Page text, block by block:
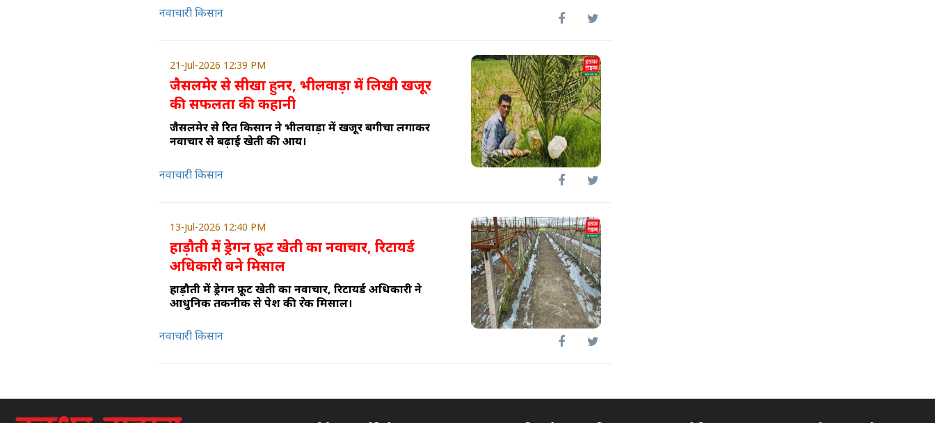
नवाचारी किसान
21-Jul-2026 12:39 PM
जैसलमेर से सीखा हुनर, भीलवाड़ा में लिखी खजूर
की सफलता की कहानी
जैसलमेर से प्रेरित किसान ने भीलवाड़ा में खजूर बगीचा लगाकर
नवाचार से बढ़ाई खेती की आय।
नवाचारी किसान
13-Jul-2026 12:40 PM
हाड़ौती में ड्रेगन फ्रूट खेती का नवाचार, रिटायर्ड
अधिकारी बने मिसाल
हाड़ौती में ड्रेगन फ्रूट खेती का नवाचार, रिटायर्ड अधिकारी ने
आधुनिक तकनीक से पेश की प्रेरक मिसाल।
नवाचारी किसान